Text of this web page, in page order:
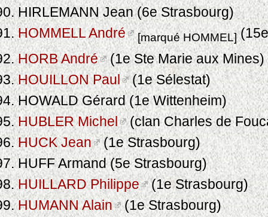
HIRLEMANN Jean (6e Strasbourg)
HOMMELL André
[marqué HOMMEL]
HORB André (1e Ste Marie aux Mines)
HOUILLON Paul (1e Sélestat)
HOWALD Gérard (1e Wittenheim)
HUBLER Michel (clan Charles de
HUCK Jean
(1e Strasbourg)
HUFF Armand (5e Strasbourg)
HUILLARD Philippe (1e Strasbourg)
HUMANN Alain
(1e Strasbourg)